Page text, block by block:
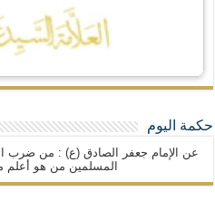
حكمة اليوم
عن الإمام جعفر الصادق (ع) : من ضرب
المسلمين من هو أعلم